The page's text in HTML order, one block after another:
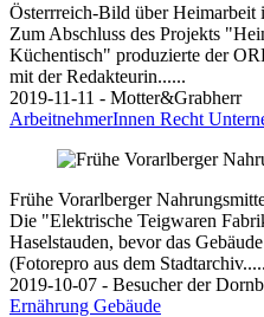
Österrreich-Bild über Heimarbeit
Zum Abschluss des Projekts
Küchentisch" produzierte der
mit der Redakteurin......
2019-11-11 - Motter&Grabherr
ArbeitnehmerInnen Recht
Frühe Vorarlberger
Die "Elektrische Teigwaren
Haselstauden, bevor das
(Fotorepro aus dem
2019-10-07 - Besucher der
Ernährung Gebäude